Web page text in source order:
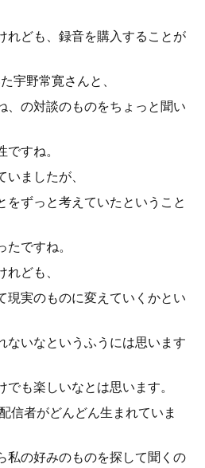
れども、録音を購入することが
宇野常寛さんと、
、の対談のものをちょっと聞い
すね。
ましたが、
をずっと考えていたということ
ですね。
ども、
現実のものに変えていくかとい
ないなというふうには思います
も楽しいなとは思います。
信者がどんどん生まれていま
私の好みのものを探して聞くの